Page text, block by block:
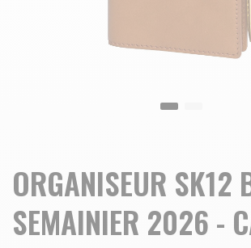
ORGANISEUR SK12
SEMAINIER 2026 -